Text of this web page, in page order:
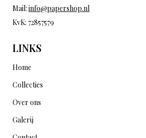
Mail: info@papershop.nl
KvK: 72857579
LINKS
Home
Collecties
Over ons
Galerij